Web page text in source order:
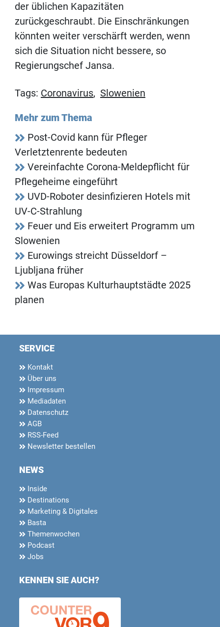
der üblichen Kapazitäten
zurückgeschraubt. Die Einschränkungen
könnten weiter verschärft werden, wenn
sich die Situation nicht bessere, so
Regierungschef Jansa.
Tags: Coronavirus, Slowenien
Mehr zum Thema
Post-Covid kann für Pfleger
Verletztenrente bedeuten
Vereinfachte Corona-Meldepflicht für
Pflegeheime eingeführt
UVD-Roboter desinfizieren Hotels mit
UV-C-Strahlung
Feuer und Eis erweitert Programm um
Slowenien
Eurowings streicht Düsseldorf –
Ljubljana früher
Was Europas Kulturhauptstädte 2025
planen
SERVICE
Kontakt
Über uns
Impressum
Mediadaten
Datenschutz
AGB
RSS-Feed
Newsletter bestellen
NEWS
Inside
Destinations
Marketing & Digitales
Basta
Themenwochen
Podcast
Jobs
KENNEN SIE AUCH?